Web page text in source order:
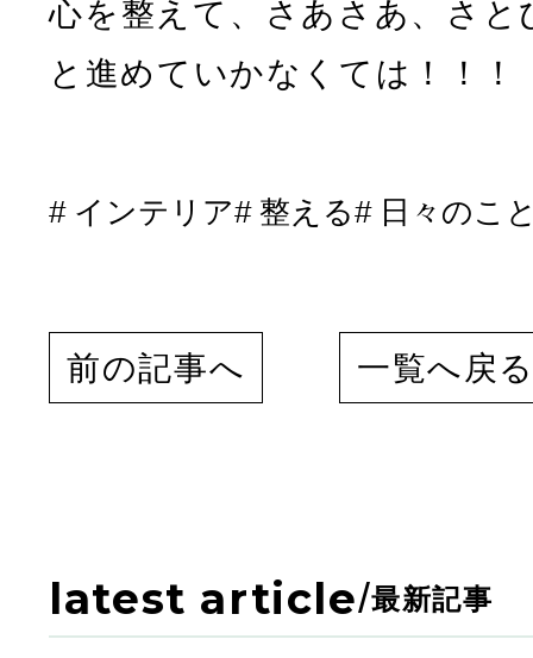
心を整えて、さあさあ、さと
と進めていかなくては！！！
インテリア 整える 日々のこ
前の記事へ 一覧へ戻
latest article/最新記事